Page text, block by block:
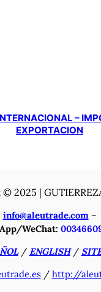
–
EXPORTACION
2025 |
info@aleutrade.com–
WeChat:
/ ENGLISH/
/ http://